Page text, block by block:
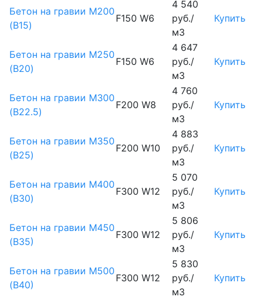
Бетон на гравии М200
(B15)
F150 W6
4 540
руб./
м3
Купить
Бетон на гравии М250
(B20)
F150 W6
4 647
руб./
м3
Купить
Бетон на гравии М300
(B22.5)
F200 W8
4 760
руб./
м3
Купить
Бетон на гравии М350
(B25)
F200 W10
4 883
руб./
м3
Купить
Бетон на гравии М400
(B30)
F300 W12
5 070
руб./
м3
Купить
Бетон на гравии М450
(В35)
F300 W12
5 806
руб./
м3
Купить
Бетон на гравии М500
(В40)
F300 W12
5 830
руб./
м3
Купить